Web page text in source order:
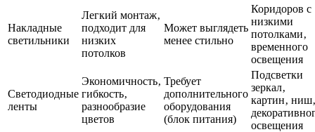
Накладные
светильники
Легкий монтаж‚
подходит для
низких
потолков
Может выглядеть
менее стильно
Коридоров с
низкими
потолками‚
временного
освещения
Светодиодные
ленты
Экономичность‚
гибкость‚
разнообразие
цветов
Требует
дополнительного
оборудования
(блок питания)
Подсветки
зеркал‚
картин‚ ниш‚
освещения